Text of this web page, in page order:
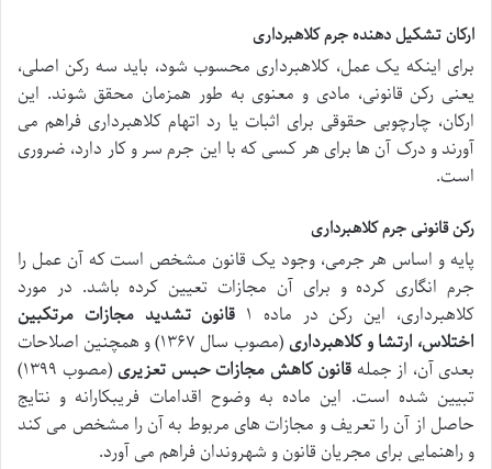
ارکان تشکیل دهنده جرم کلاهبرداری
برای اینکه یک عمل، کلاهبرداری محسوب شود، باید سه رکن اصلی،
یعنی رکن قانونی، مادی و معنوی به طور همزمان محقق شوند. این
ارکان، چارچوبی حقوقی برای اثبات یا رد اتهام کلاهبرداری فراهم می
آورند و درک آن ها برای هر کسی که با این جرم سر و کار دارد، ضروری
است.
رکن قانونی جرم کلاهبرداری
پایه و اساس هر جرمی، وجود یک قانون مشخص است که آن عمل را
جرم انگاری کرده و برای آن مجازات تعیین کرده باشد. در مورد
کلاهبرداری، این رکن در ماده ۱
قانون تشدید مجازات مرتکبین
اختلاس، ارتشا و کلاهبرداری
(مصوب سال ۱۳۶۷) و همچنین اصلاحات
بعدی آن، از جملهقانون کاهش مجازات حبس تعزیری
(مصوب ۱۳۹۹)
تبیین شده است. این ماده به وضوح اقدامات فریبکارانه و نتایج
حاصل از آن را تعریف و مجازات های مربوط به آن را مشخص می کند
و راهنمایی برای مجریان قانون و شهروندان فراهم می آورد.